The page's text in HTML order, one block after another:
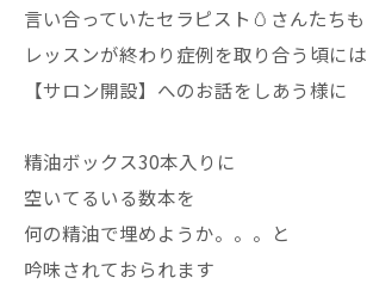
言い合っていたセラピスト🥚さんたちも
レッスンが終わり症例を取り合う頃には
【サロン開設】へのお話をしあう様に
精油ボックス30本入りに
空いてるいる数本を
何の精油で埋めようか。。。と
吟味されておられます